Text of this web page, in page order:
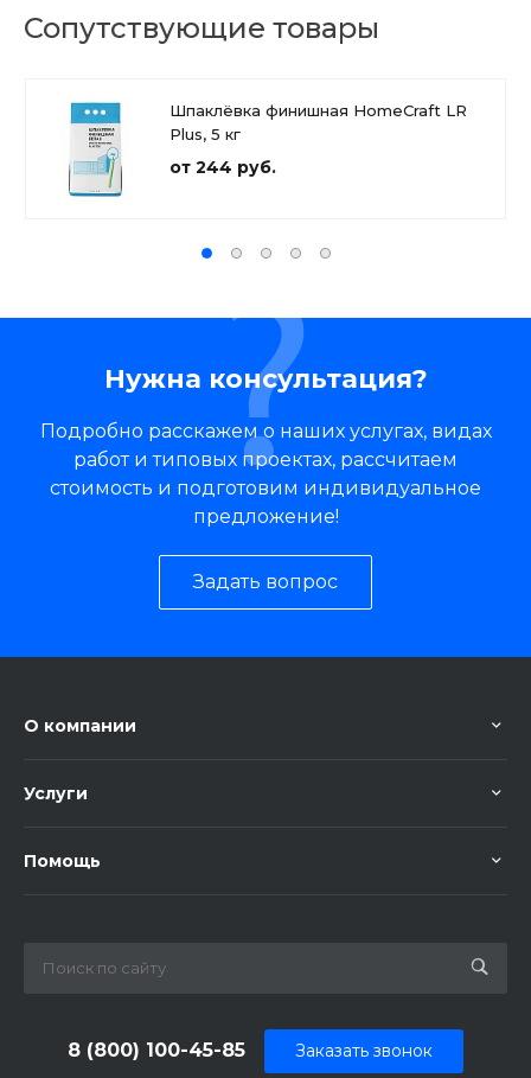
Сопутствующие товары
Шпаклёвка финишная HomeCraft LR
Plus, 5 кг
от 244 руб.
Нужна консультация?
Подробно расскажем о наших услугах, видах
работ и типовых проектах, рассчитаем
стоимость и подготовим индивидуальное
предложение!
Задать вопрос
О компании
Услуги
Помощь
8 (800) 100-45-85 Заказать звонок